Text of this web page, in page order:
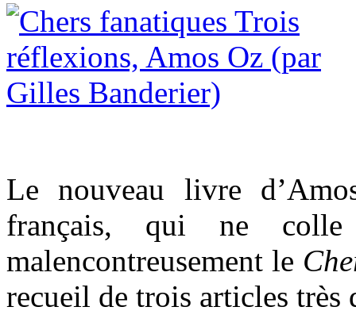
Le nouveau livre
français, qui ne
malencontreusement le
recueil de trois articles très